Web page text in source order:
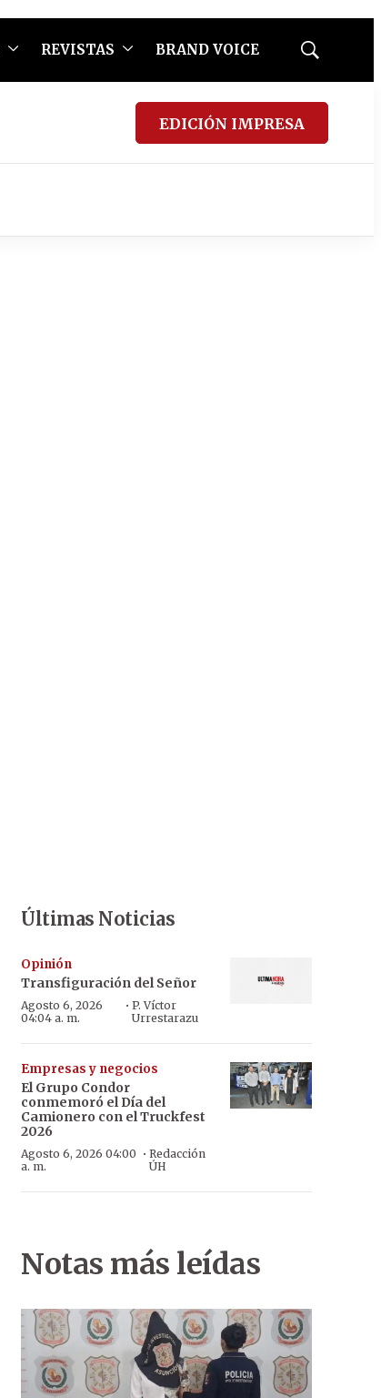
REVISTAS BRAND VOICE
Mostrar
EDICIÓN IMPRESA
Últimas Noticias
Opinión
Transfiguración del Señor
Agosto 6, 2026
04:04 a. m.
· P. Víctor
Urrestarazu
Empresas y negocios
El Grupo Condor
conmemoró el Día del
Camionero con el Truckfest
2026
Agosto 6, 2026 04:00
a. m.
· Redacción
ÚH
Notas más leídas